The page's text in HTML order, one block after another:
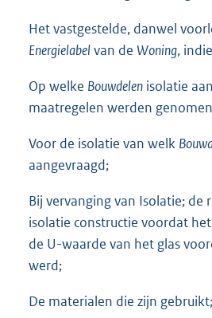
Het vastgestelde, danwel
Energielabelvan de Woning,
Op welke Bouwdelen isolatie
maatregelen werden genomen
Voor de isolatie van welk
aangevraagd;
Bij vervanging van Isolatie; de
isolatie constructie voordat
de U-waarde van het glas
werd;
De materialen die zijn gebruikt;